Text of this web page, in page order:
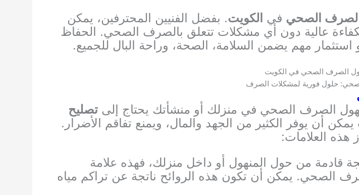
الصحي في الكويت. بفضل الفنيين المحترفين، يمكن
عالية دون أي مشكلات تتعلق بالصرف الصحي. الحفاظ
مهم يضمن السلامة، الصحة، وراحة البال للجميع.
حلول فورية لمشكلات الصرف
الصرف الصحي في منزلك أو منشأتك يحتاج إلىتصليح
أن يوفر الكثير من الجهد والمال، ويمنع تفاقم الأضرار.
هذه العلامات:
قادمة من حول المنهول أو داخل منزلك، فهذه علامة
الصحي. يمكن أن تكون هذه الروائح ناتجة عن تراكم مياه